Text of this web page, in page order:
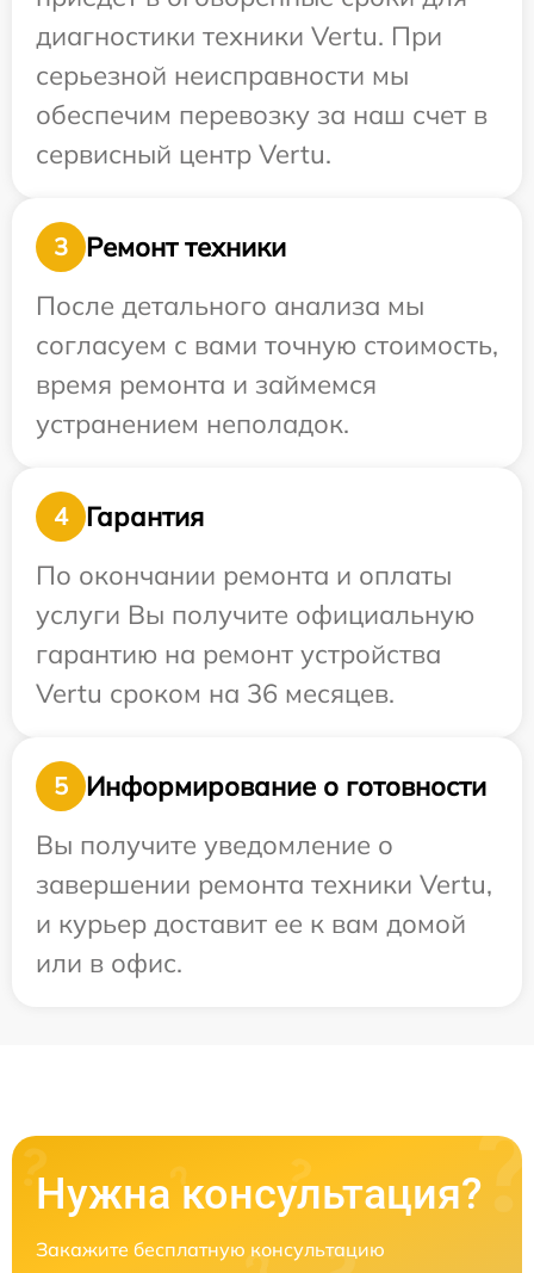
диагностики техники Vertu. При
серьезной неисправности мы
обеспечим перевозку за наш счет в
сервисный центр Vertu.
3
Ремонт техники
После детального анализа мы
согласуем с вами точную стоимость,
время ремонта и займемся
устранением неполадок.
4
Гарантия
По окончании ремонта и оплаты
услуги Вы получите официальную
гарантию на ремонт устройства
Vertu сроком на 36 месяцев.
5
Информирование о готовности
Вы получите уведомление о
завершении ремонта техники Vertu,
и курьер доставит ее к вам домой
или в офис.
Нужна консультация?
Закажите бесплатную консультацию